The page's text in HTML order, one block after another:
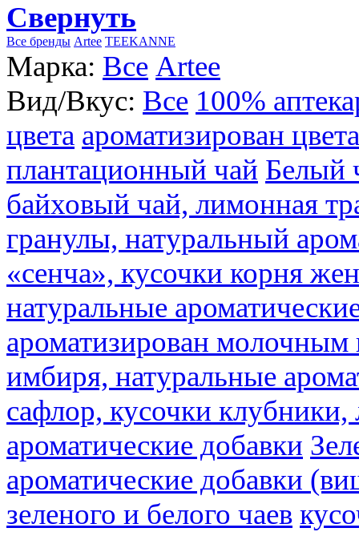
Свернуть
Все бренды Artee TEEKANNE
Марка: Все Artee
Вид/Вкус: Все 100%
цвета ароматизирован
плантационный чай Белый
байховый чай, лимонная
гранулы, натуральный
«сенча», кусочки корня
натуральные
ароматизирован молочным
имбиря, натуральные
сафлор, кусочки
ароматические добавки
ароматические добавки
зеленого и белого чаев